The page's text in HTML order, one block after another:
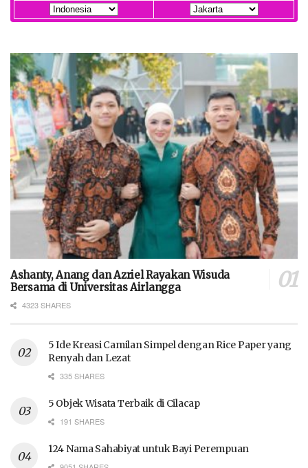
Ashanty, Anang dan Azriel Rayakan Wisuda
Bersama di Universitas Airlangga
4323 SHARES
5 Ide Kreasi Camilan Simpel dengan Rice Paper yang
Renyah dan Lezat
335 SHARES
5 Objek Wisata Terbaik di Cilacap
191 SHARES
124 Nama Sahabiyat untuk Bayi Perempuan